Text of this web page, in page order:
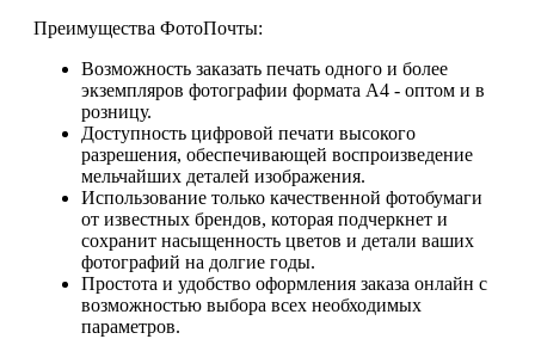
Преимущества ФотоПочты:
Возможность заказать печать одного и более
экземпляров фотографии формата А4 - оптом и в
розницу.
Доступность цифровой печати высокого
разрешения, обеспечивающей воспроизведение
мельчайших деталей изображения.
Использование только качественной фотобумаги
от известных брендов, которая подчеркнет и
сохранит насыщенность цветов и детали ваших
фотографий на долгие годы.
Простота и удобство оформления заказа онлайн с
возможностью выбора всех необходимых
параметров.